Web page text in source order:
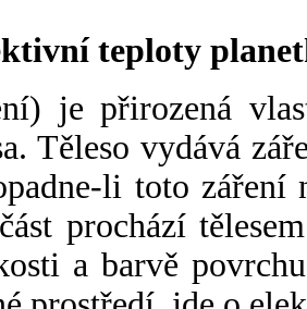
teploty
je přirozená
Těleso vydává
li toto záření
prochází
a barvě